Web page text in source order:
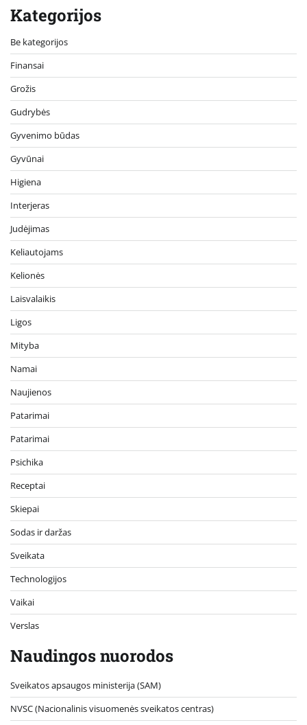
Kategorijos
Be kategorijos
Finansai
Grožis
Gudrybės
Gyvenimo būdas
Gyvūnai
Higiena
Interjeras
Judėjimas
Keliautojams
Kelionės
Laisvalaikis
Ligos
Mityba
Namai
Naujienos
Patarimai
Patarimai
Psichika
Receptai
Skiepai
Sodas ir daržas
Sveikata
Technologijos
Vaikai
Verslas
Naudingos nuorodos
Sveikatos apsaugos ministerija (SAM)
NVSC (Nacionalinis visuomenės sveikatos centras)